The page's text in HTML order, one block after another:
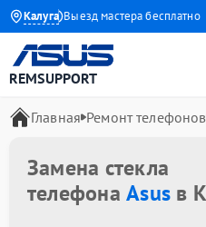
Калуга
года Выезд мастера бесплатно
REMSUPPORT
Главная Ремонт телефонов
Замена стекла
телефонаAsus в